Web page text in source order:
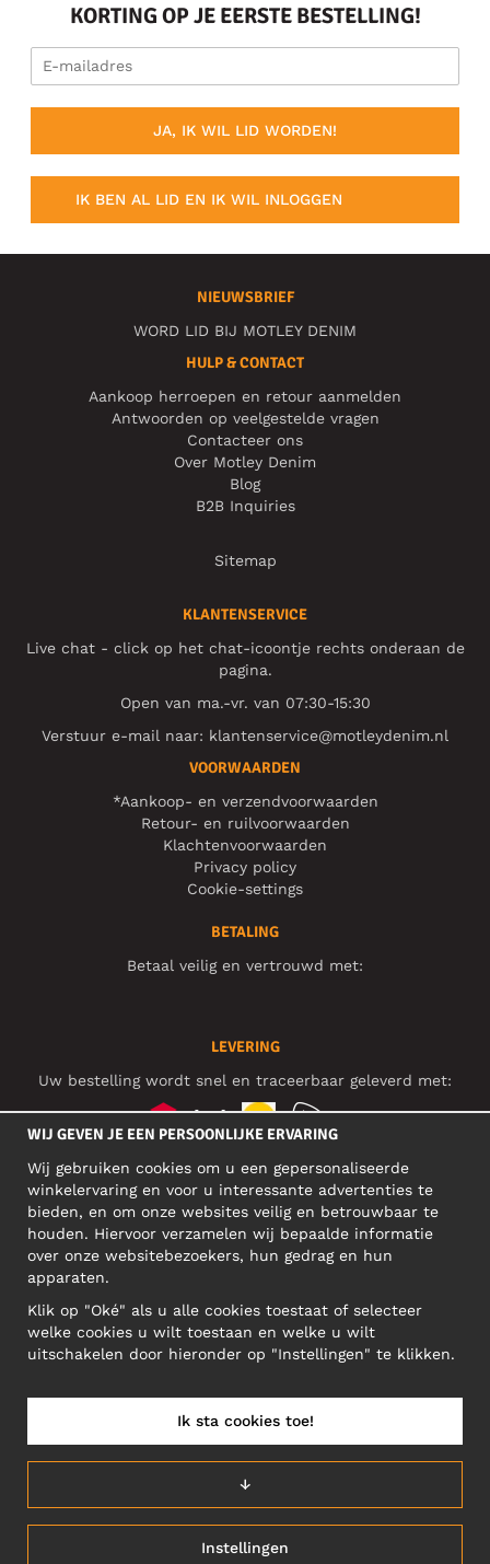
KORTING OP JE EERSTE BESTELLING!
JA, IK WIL LID WORDEN!
IK BEN AL LID EN IK WIL INLOGGEN
NIEUWSBRIEF
WORD LID BIJ MOTLEY DENIM
HULP & CONTACT
Aankoop herroepen en retour aanmelden
Antwoorden op veelgestelde vragen
Contacteer ons
Over Motley Denim
Blog
B2B Inquiries
Sitemap
KLANTENSERVICE
Live chat - click op het chat-icoontje rechts onderaan de
pagina.
Open van ma.-vr. van 07:30-15:30
Verstuur e-mail naar: klantenservice@motleydenim.nl
VOORWAARDEN
*Aankoop- en verzendvoorwaarden
Retour- en ruilvoorwaarden
Klachtenvoorwaarden
Privacy policy
Cookie-settings
BETALING
Betaal veilig en vertrouwd met:
LEVERING
Uw bestelling wordt snel en traceerbaar geleverd met:
SOCIAL MEDIA
BEDRIJFSADRES
Narva mnt 5, EE-10117 Tallinn
Reg: 12356245
NEDERLAND/NEDERLANDS (NL)
WIJ GEVEN JE EEN PERSOONLIJKE ERVARING
Wij gebruiken cookies om u een gepersonaliseerde
winkelervaring en voor u interessante advertenties te
bieden, en om onze websites veilig en betrouwbaar te
houden. Hiervoor verzamelen wij bepaalde informatie
over onze websitebezoekers, hun gedrag en hun
apparaten.
Klik op "Oké" als u alle cookies toestaat of selecteer
welke cookies u wilt toestaan en welke u wilt
uitschakelen door hieronder op "Instellingen" te klikken.
Instellingen
↓
Ik sta cookies toe!